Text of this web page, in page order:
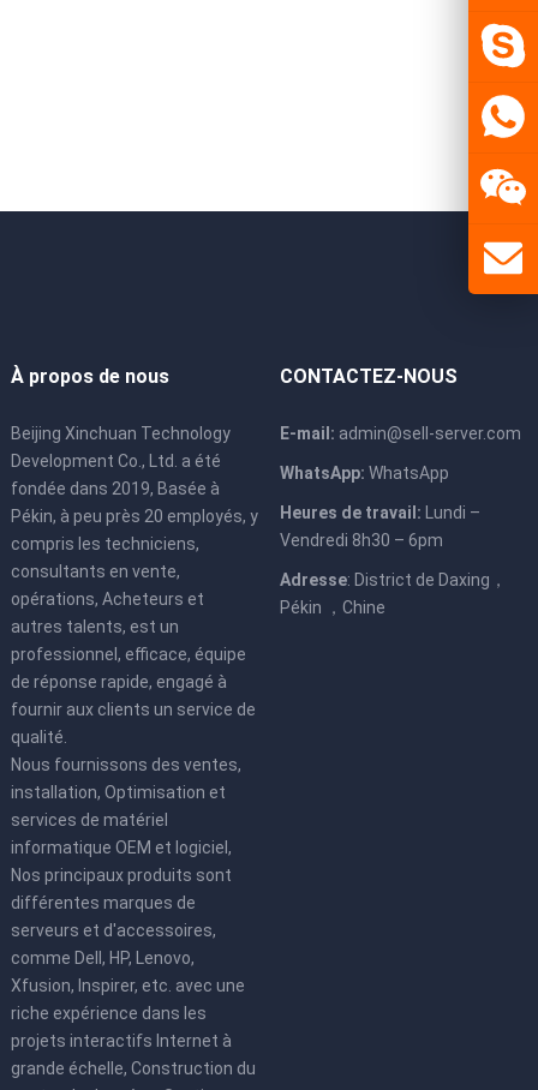
À propos de nous
Beijing Xinchuan Technology
Development Co., Ltd. a été
fondée dans 2019, Basée à
Pékin, à peu près 20 employés, y
compris les techniciens,
consultants en vente,
opérations, Acheteurs et
autres talents, est un
professionnel, efficace, équipe
de réponse rapide, engagé à
fournir aux clients un service de
qualité.
Nous fournissons des ventes,
installation, Optimisation et
services de matériel
informatique OEM et logiciel,
Nos principaux produits sont
différentes marques de
serveurs et d'accessoires,
comme Dell, HP, Lenovo,
Xfusion, Inspirer, etc. avec une
riche expérience dans les
projets interactifs Internet à
grande échelle, Construction du
CONTACTEZ-NOUS
E-mail: admin@sell-server.com
WhatsApp: WhatsApp
Heures de travail:
Lundi –
Vendredi 8h30 – 6pm
Adresse: District de Daxing，
Pékin ，Chine